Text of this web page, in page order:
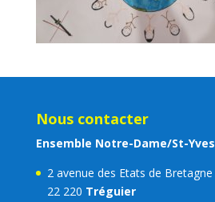
Nous contacter
Ensemble Notre-Dame/St-Yves
2 avenue des Etats de Bretagne
22 220 Tréguier